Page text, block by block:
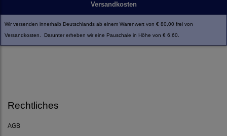
Versandkosten
Wir versenden innerhalb Deutschlands ab einem Warenwert von € 80,00 frei von
Versandkosten. Darunter erheben wir eine Pauschale in Höhe von € 6,60.
Rechtliches
AGB